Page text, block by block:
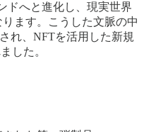
ドへと進化し、現実世界
ます。こうした文脈の中
れ、NFTを活用した新規
した。